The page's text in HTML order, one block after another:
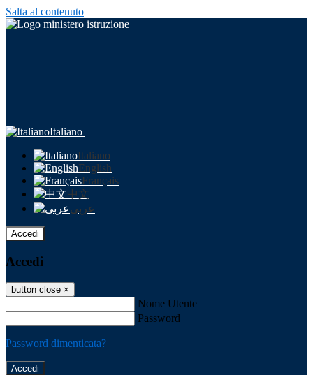
Salta al contenuto
Italiano
Italiano
English
Français
中文
عربى
Accedi
Accedi
button close ×
Nome Utente
Password
Password dimenticata?